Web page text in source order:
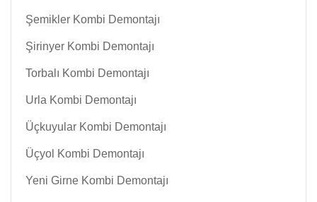
Şemikler Kombi Demontajı
Şirinyer Kombi Demontajı
Torbalı Kombi Demontajı
Urla Kombi Demontajı
Üçkuyular Kombi Demontajı
Üçyol Kombi Demontajı
Yeni Girne Kombi Demontajı